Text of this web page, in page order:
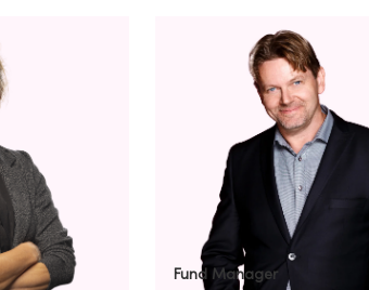
Fund Manager